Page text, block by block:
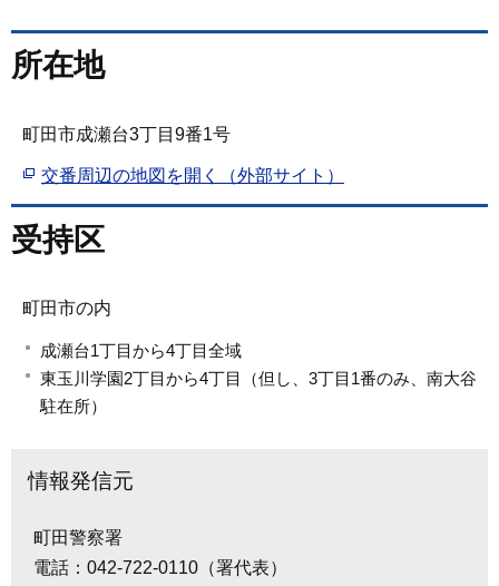
所在地
町田市成瀬台3丁目9番1号
交番周辺の地図を開く（外部サイト）
受持区
町田市の内
成瀬台1丁目から4丁目全域
東玉川学園2丁目から4丁目（但し、3丁目1番のみ、南大谷
駐在所）
情報発信元
町田警察署
電話：042-722-0110（署代表）